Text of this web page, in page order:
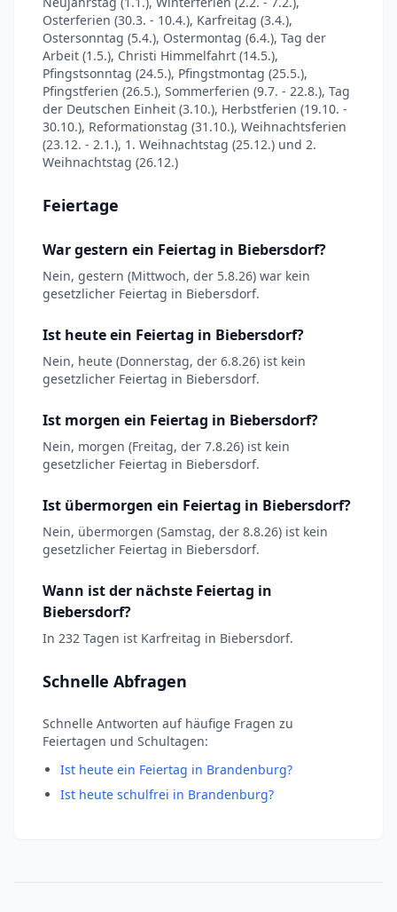
Osterferien (30.3. - 10.4.), Karfreitag (3.4.),
Ostersonntag (5.4.), Ostermontag (6.4.), Tag der
Arbeit (1.5.), Christi Himmelfahrt (14.5.),
Pfingstsonntag (24.5.), Pfingstmontag (25.5.),
Pfingstferien (26.5.), Sommerferien (9.7. - 22.8.), Tag
der Deutschen Einheit (3.10.), Herbstferien (19.10. -
30.10.), Reformationstag (31.10.), Weihnachtsferien
(23.12. - 2.1.), 1. Weihnachtstag (25.12.) und 2.
Weihnachtstag (26.12.)
Feiertage
War gestern ein Feiertag in Biebersdorf?
Nein, gestern (Mittwoch, der 5.8.26) war kein
gesetzlicher Feiertag in Biebersdorf.
Ist heute ein Feiertag in Biebersdorf?
Nein, heute (Donnerstag, der 6.8.26) ist kein
gesetzlicher Feiertag in Biebersdorf.
Ist morgen ein Feiertag in Biebersdorf?
Nein, morgen (Freitag, der 7.8.26) ist kein
gesetzlicher Feiertag in Biebersdorf.
Ist übermorgen ein Feiertag in Biebersdorf?
Nein, übermorgen (Samstag, der 8.8.26) ist kein
gesetzlicher Feiertag in Biebersdorf.
Wann ist der nächste Feiertag in
Biebersdorf?
In 232 Tagen ist Karfreitag in Biebersdorf.
Schnelle Abfragen
Schnelle Antworten auf häufige Fragen zu
Feiertagen und Schultagen:
Ist heute ein Feiertag in Brandenburg?
Ist heute schulfrei in Brandenburg?